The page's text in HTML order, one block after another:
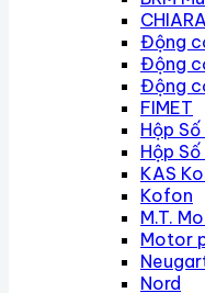
Động
Động
Động
FIMET
Hộp
Hộp
KAS
Kofon
M.T.
Motor
Nord